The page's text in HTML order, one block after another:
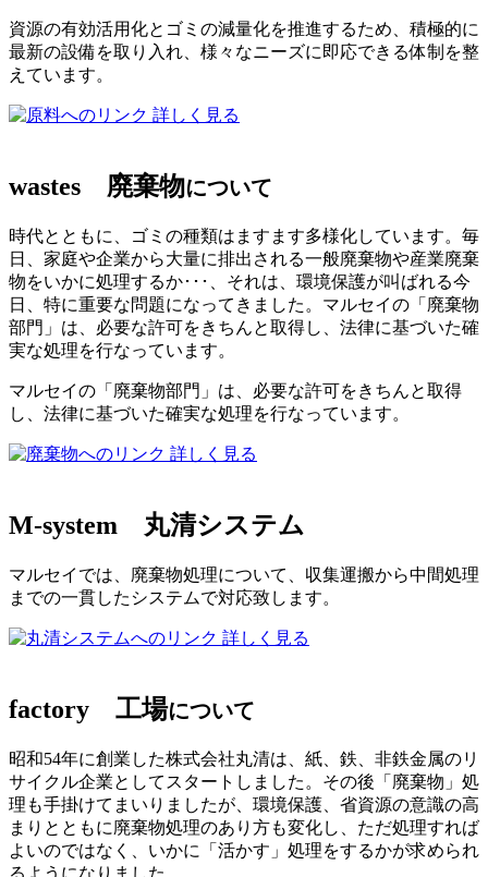
資源の有効活用化とゴミの減量化を推進するため、積極的に
最新の設備を取り入れ、様々なニーズに即応できる体制を整
えています。
詳しく見る
wastes 廃棄物について
時代とともに、ゴミの種類はますます多様化しています。毎
日、家庭や企業から大量に排出される一般廃棄物や産業廃棄
物をいかに処理するか･･･、それは、環境保護が叫ばれる今
日、特に重要な問題になってきました。マルセイの「廃棄物
部門」は、必要な許可をきちんと取得し、法律に基づいた確
実な処理を行なっています。
マルセイの「廃棄物部門」は、必要な許可をきちんと取得
し、法律に基づいた確実な処理を行なっています。
詳しく見る
M-system 丸清システム
マルセイでは、廃棄物処理について、収集運搬から中間処理
までの一貫したシステムで対応致します。
詳しく見る
factory 工場について
昭和54年に創業した株式会社丸清は、紙、鉄、非鉄金属のリ
サイクル企業としてスタートしました。その後「廃棄物」処
理も手掛けてまいりましたが、環境保護、省資源の意識の高
まりとともに廃棄物処理のあり方も変化し、ただ処理すれば
よいのではなく、いかに「活かす」処理をするかが求められ
るようになりました。